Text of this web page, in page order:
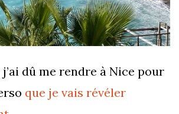
j’ai dû me rendre à Nice pour
que je vais révéler